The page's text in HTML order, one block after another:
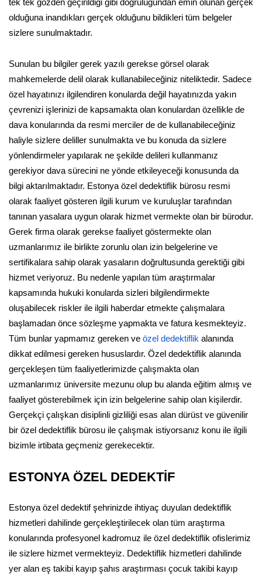
tek tek gözden geçirildiği gibi doğruluğundan emin olunan gerçek
olduğuna inandıkları gerçek olduğunu bildikleri tüm belgeler
sizlere sunulmaktadır.
Sunulan bu bilgiler gerek yazılı gerekse görsel olarak
mahkemelerde delil olarak kullanabileceğiniz niteliktedir. Sadece
özel hayatınızı ilgilendiren konularda değil hayatınızda yakın
çevrenizi işlerinizi de kapsamakta olan konulardan özellikle de
dava konularında da resmi merciler de de kullanabileceğiniz
haliyle sizlere deliller sunulmakta ve bu konuda da sizlere
yönlendirmeler yapılarak ne şekilde delileri kullanmanız
gerekiyor dava sürecini ne yönde etkileyeceği konusunda da
bilgi aktarılmaktadır. Estonya özel dedektiflik bürosu resmi
olarak faaliyet gösteren ilgili kurum ve kuruluşlar tarafından
tanınan yasalara uygun olarak hizmet vermekte olan bir bürodur.
Gerek firma olarak gerekse faaliyet göstermekte olan
uzmanlarımız ile birlikte zorunlu olan izin belgelerine ve
sertifikalara sahip olarak yasaların doğrultusunda gerektiği gibi
hizmet veriyoruz. Bu nedenle yapılan tüm araştırmalar
kapsamında hukuki konularda sizleri bilgilendirmekte
oluşabilecek riskler ile ilgili haberdar etmekte çalışmalara
başlamadan önce sözleşme yapmakta ve fatura kesmekteyiz.
Tüm bunlar yapmamız gereken ve özel dedektiflik alanında
dikkat edilmesi gereken hususlardır. Özel dedektiflik alanında
gerçekleşen tüm faaliyetlerimizde çalışmakta olan
uzmanlarımız üniversite mezunu olup bu alanda eğitim almış ve
faaliyet gösterebilmek için izin belgelerine sahip olan kişilerdir.
Gerçekçi çalışkan disiplinli gizliliği esas alan dürüst ve güvenilir
bir özel dedektiflik bürosu ile çalışmak istiyorsanız konu ile ilgili
bizimle irtibata geçmeniz gerekecektir.
ESTONYA ÖZEL DEDEKTİF
Estonya özel dedektif şehrinizde ihtiyaç duyulan dedektiflik
hizmetleri dahilinde gerçekleştirilecek olan tüm araştırma
konularında profesyonel kadromuz ile özel dedektiflik ofislerimiz
ile sizlere hizmet vermekteyiz. Dedektiflik hizmetleri dahilinde
yer alan eş takibi kayıp şahıs araştırması çocuk takibi kayıp